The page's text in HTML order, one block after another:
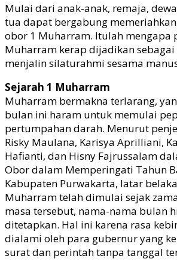
Mulai dari anak-anak, remaja,
tua dapat bergabung
obor 1 Muharram. Itulah mengapa
Muharram kerap dijadikan
menjalin silaturahmi sesama
Sejarah 1 Muharram
Muharram bermakna terlarang,
bulan ini haram untuk memulai
pertumpahan darah. Menurut
Risky Maulana, Karisya Aprilliani,
Hafianti, dan Hisny Fajrussalam
Obor dalam Memperingati Tahun
Kabupaten Purwakarta, latar
Muharram telah dimulai sejak
masa tersebut, nama-nama bulan
ditetapkan. Hal ini karena rasa
dialami oleh para gubernur yang
surat dan perintah tanpa tanggal